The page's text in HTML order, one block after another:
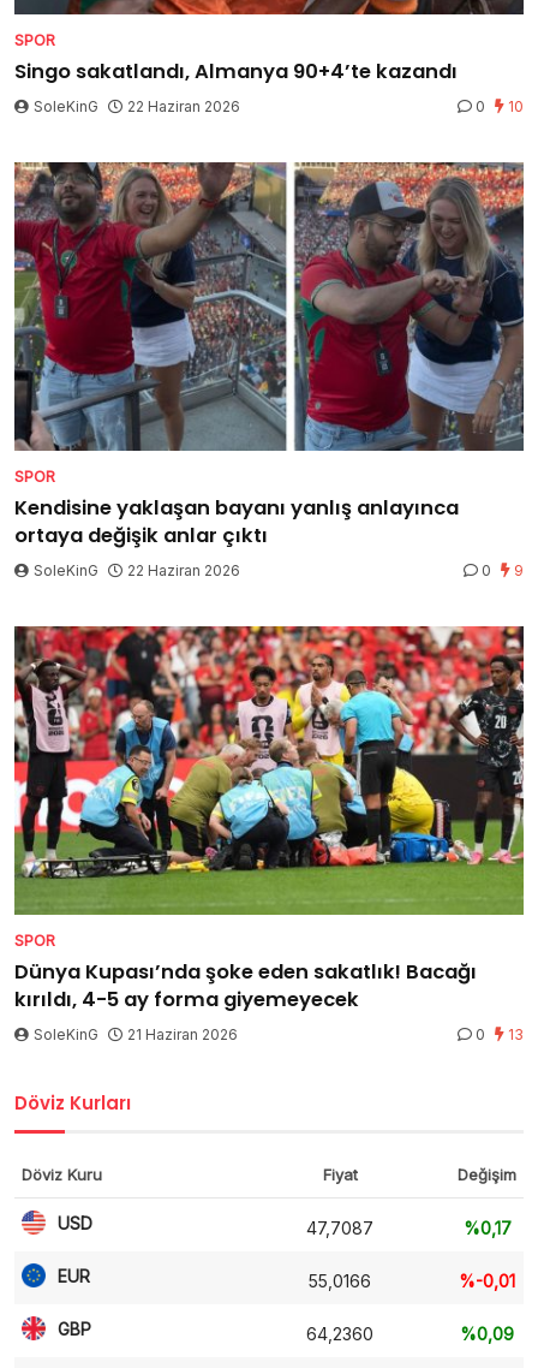
SPOR
Singo sakatlandı, Almanya 90+4’te kazandı
SoleKinG 22 Haziran 2026 0 10
SPOR
Kendisine yaklaşan bayanı yanlış anlayınca
ortaya değişik anlar çıktı
SoleKinG 22 Haziran 2026 0 9
SPOR
Dünya Kupası’nda şoke eden sakatlık! Bacağı
kırıldı, 4-5 ay forma giyemeyecek
SoleKinG 21 Haziran 2026 0 13
Döviz Kurları
Döviz Kuru Fiyat Değişim
USD 47,7087 %0,17
EUR 55,0166 %-0,01
GBP 64,2360 %0,09